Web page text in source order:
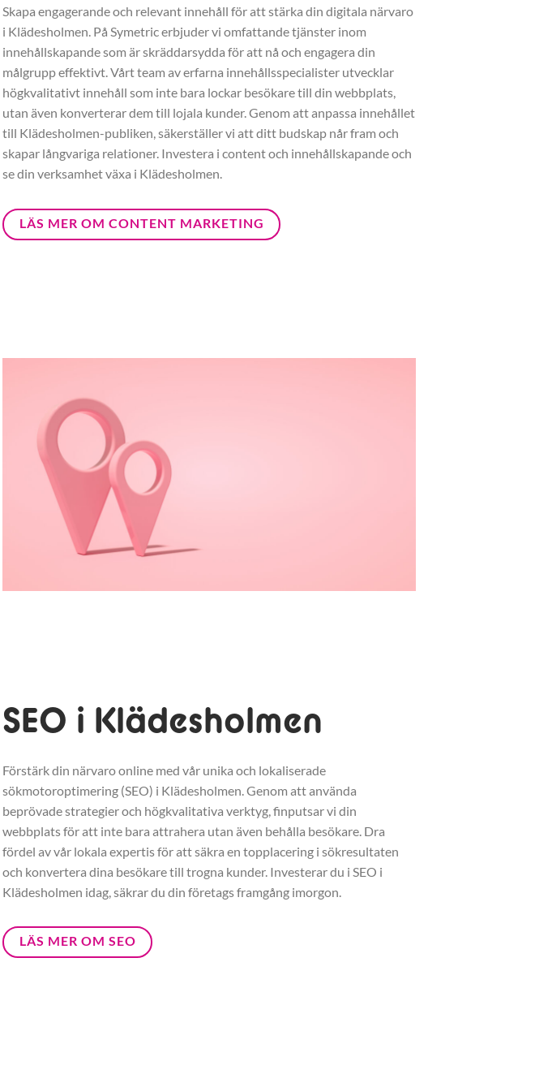
Skapa engagerande och relevant innehåll för att stärka din digitala närvaro
i Klädesholmen. På Symetric erbjuder vi omfattande tjänster inom
innehållskapande som är skräddarsydda för att nå och engagera din
målgrupp effektivt. Vårt team av erfarna innehållsspecialister utvecklar
högkvalitativt innehåll som inte bara lockar besökare till din webbplats,
utan även konverterar dem till lojala kunder. Genom att anpassa innehållet
till Klädesholmen-publiken, säkerställer vi att ditt budskap når fram och
skapar långvariga relationer. Investera i content och innehållskapande och
se din verksamhet växa i Klädesholmen.
LÄS MER OM CONTENT MARKETING
SEO i Klädesholmen
Förstärk din närvaro online med vår unika och lokaliserade
sökmotoroptimering (SEO) i Klädesholmen. Genom att använda
beprövade strategier och högkvalitativa verktyg, finputsar vi din
webbplats för att inte bara attrahera utan även behålla besökare. Dra
fördel av vår lokala expertis för att säkra en topplacering i sökresultaten
och konvertera dina besökare till trogna kunder. Investerar du i SEO i
Klädesholmen idag, säkrar du din företags framgång imorgon.
LÄS MER OM SEO